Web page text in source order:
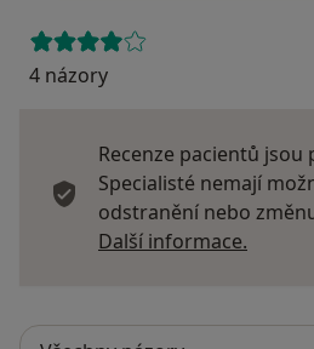
4 názory
Recenze pacientů jsou
Specialisté nemají
odstranění nebo
Další informace.